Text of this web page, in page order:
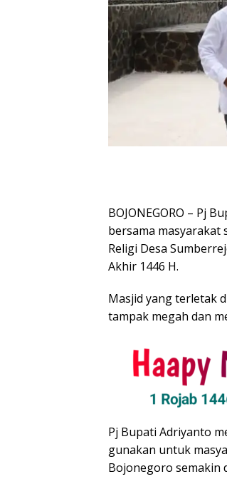
BOJONEGORO – Pj
bersama masyarakat
Religi Desa
Akhir 1446 H.
Masjid yang terletak
tampak megah dan
Pj Bupati Adriyanto
gunakan untuk
Bojonegoro semakin